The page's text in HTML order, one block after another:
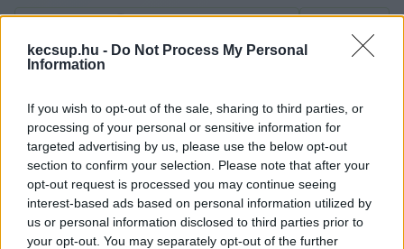
kecsup.hu - Do Not Process My Personal
Information
If you wish to opt-out of the sale, sharing to third parties, or
processing of your personal or sensitive information for
targeted advertising by us, please use the below opt-out
section to confirm your selection. Please note that after your
opt-out request is processed you may continue seeing
interest-based ads based on personal information utilized by
us or personal information disclosed to third parties prior to
your opt-out. You may separately opt-out of the further
1perc
A fővárosi kerületekben átlagosan 3,4
százalékkal drágultak a panellakások, a
városokban pedig 5,1 százalékkal. Egyes
ingatlanokra már licitálnak a vevőjelöltek – írta
meg a 24.hu. Lapszemle.